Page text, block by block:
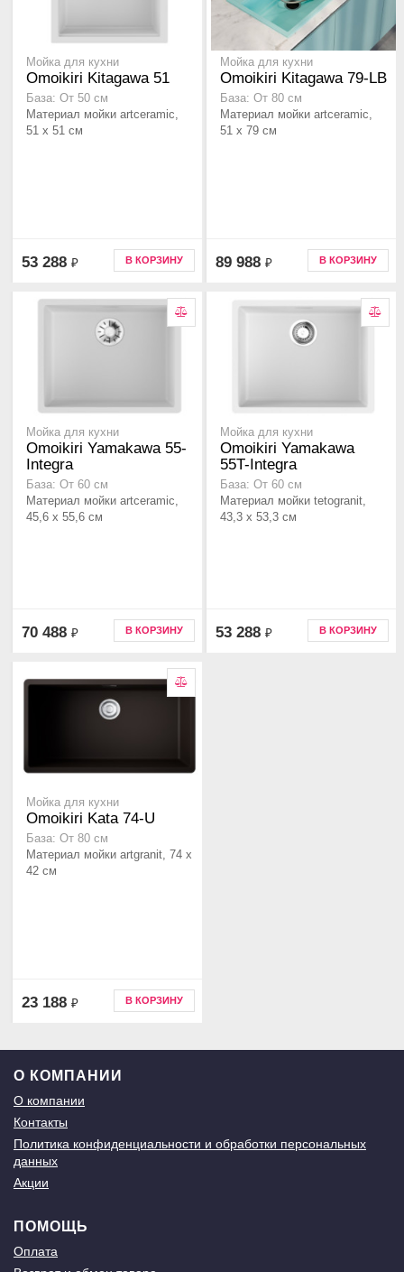
Мойка для кухни
Omoikiri Kitagawa 51
База: От 50 см
Материал мойки artceramic,
51 x 51 см
53 288 ₽ В КОРЗИНУ
Мойка для кухни
Omoikiri Kitagawa 79-LB
База: От 80 см
Материал мойки artceramic,
51 x 79 см
89 988 ₽ В КОРЗИНУ
Мойка для кухни
Omoikiri Yamakawa 55-
Integra
База: От 60 см
Материал мойки artceramic,
45,6 x 55,6 см
70 488 ₽ В КОРЗИНУ
Мойка для кухни
Omoikiri Yamakawa
55T-Integra
База: От 60 см
Материал мойки tetogranit,
43,3 x 53,3 см
53 288 ₽ В КОРЗИНУ
Мойка для кухни
Omoikiri Kata 74-U
База: От 80 см
Материал мойки artgranit, 74 x
42 см
23 188 ₽ В КОРЗИНУ
О КОМПАНИИ
О компании
Контакты
Политика конфиденциальности и обработки персональных
данных
Акции
ПОМОЩЬ
Оплата